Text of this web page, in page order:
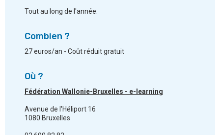
Tout au long de l'année.
Combien ?
27 euros/an - Coût réduit gratuit
Où ?
Fédération Wallonie-Bruxelles - e-learning
Avenue de l'Héliport 16
1080 Bruxelles